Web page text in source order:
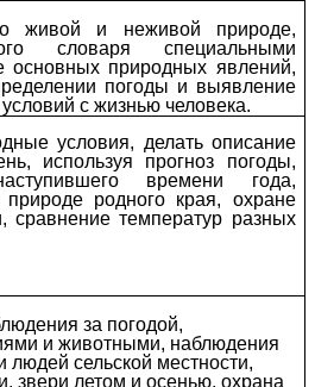
живой и неживой природе,
словаря специальными
основных природных явлений,
погоды и выявление
с жизнью человека.
условия, делать описание
используя прогноз погоды,
времени года,
родного края, охране
сравнение температур разных
за погодой,
и животными, наблюдения
сельской местности,
звери летом и осенью, охрана